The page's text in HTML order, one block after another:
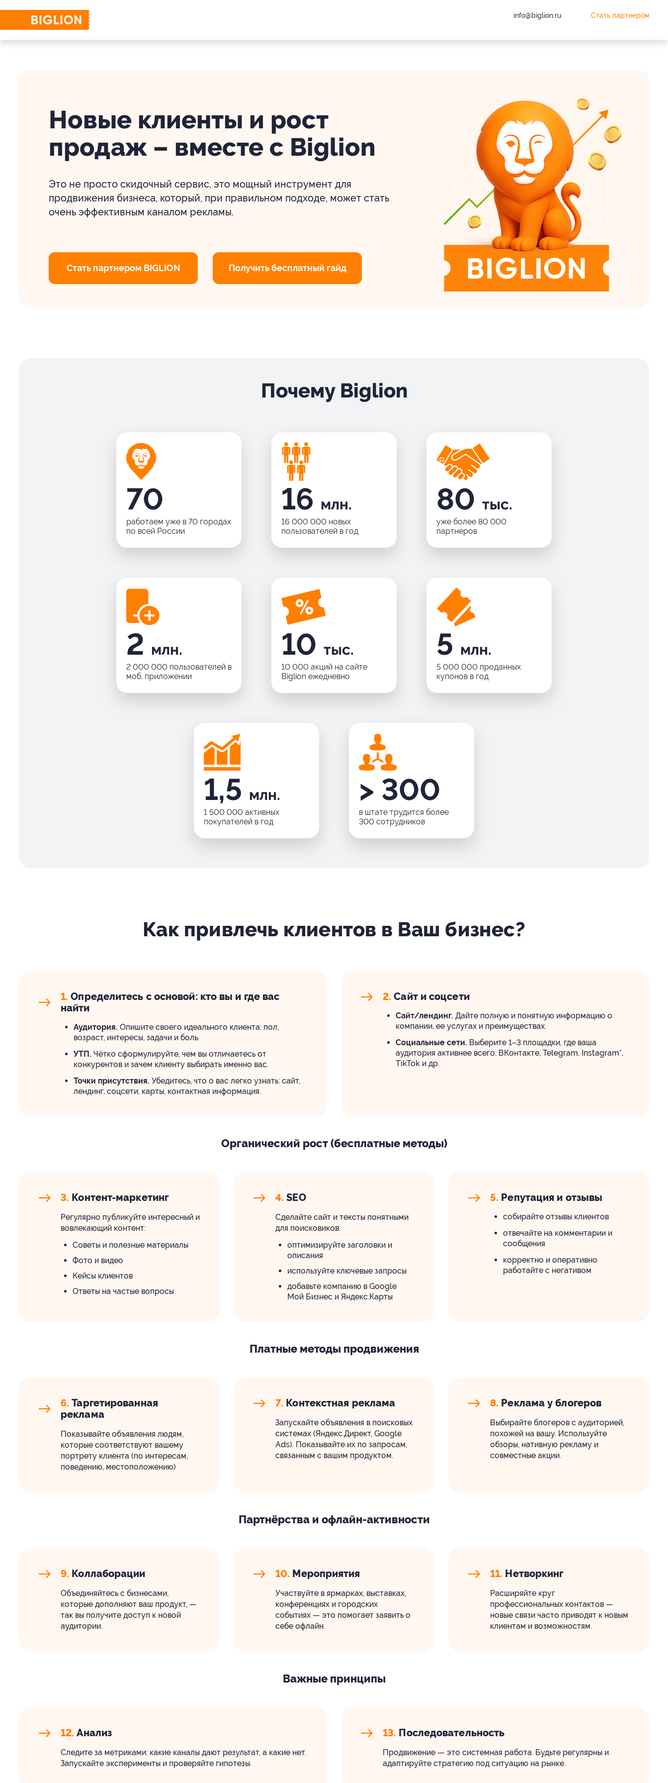
info@biglion.ru Стать партнером
Новые клиенты и рост
продаж – вместе с Biglion
Это не просто скидочный сервис, это мощный инструмент для
продвижения бизнеса, который, при правильном подходе, может стать
очень эффективным каналом рекламы.
Cтать партнером BIGLION Получить бесплатный гайд
Почему Biglion
70
работаем уже в 70 городах
по всей России
16 млн.
16 000 000 новых
пользователей в год
80 тыс.
уже более 80 000
партнеров
2 млн.
2 000 000 пользователей в
моб. приложении
10 тыс.
10 000 акций на сайте
Biglion ежедневно
5 млн.
5 000 000 проданных
купонов в год
1,5 млн.
1 500 000 активных
покупателей в год
> 300
в штате трудится более
300 сотрудников
Как привлечь клиентов в Ваш бизнес?
1. Определитесь с основой: кто вы и где вас
найти
Аудитория. Опишите своего идеального клиента: пол,
возраст, интересы, задачи и боль.
УТП. Чётко сформулируйте, чем вы отличаетесь от
конкурентов и зачем клиенту выбирать именно вас.
Точки присутствия. Убедитесь, что о вас легко узнать: сайт,
лендинг, соцсети, карты, контактная информация.
2. Сайт и соцсети
Сайт/лендинг. Дайте полную и понятную информацию о
компании, ее услугах и преимуществах.
Социальные сети. Выберите 1–3 площадки, где ваша
аудитория активнее всего: ВКонтакте, Telegram, Instagram*,
TikTok и др.
Органический рост (бесплатные методы)
3. Контент-маркетинг
Регулярно публикуйте интересный и
вовлекающий контент:
Советы и полезные материалы
Фото и видео
Кейсы клиентов
Ответы на частые вопросы
4. SEO
Сделайте сайт и тексты понятными
для поисковиков:
оптимизируйте заголовки и
описания
используйте ключевые запросы
добавьте компанию в Google
Мой Бизнес и Яндекс.Карты
5. Репутация и отзывы
собирайте отзывы клиентов
отвечайте на комментарии и
сообщения
корректно и оперативно
работайте с негативом
Платные методы продвижения
6. Таргетированная
реклама
Показывайте объявления людям,
которые соответствуют вашему
портрету клиента (по интересам,
поведению, местоположению)
7. Контекстная реклама
Запускайте объявления в поисковых
системах (Яндекс.Директ, Google
Ads). Показывайте их по запросам,
связанным с вашим продуктом.
8. Реклама у блогеров
Выбирайте блогеров с аудиторией,
похожей на вашу. Используйте
обзоры, нативную рекламу и
совместные акции.
Партнёрства и офлайн-активности
9. Коллаборации
Объединяйтесь с бизнесами,
которые дополняют ваш продукт, —
так вы получите доступ к новой
аудитории.
10. Мероприятия
Участвуйте в ярмарках, выставках,
конференциях и городских
событиях — это помогает заявить о
себе офлайн.
11. Нетворкинг
Расширяйте круг
профессиональных контактов —
новые связи часто приводят к новым
клиентам и возможностям.
Важные принципы
12. Анализ
Следите за метриками: какие каналы дают результат, а какие нет.
Запускайте эксперименты и проверяйте гипотезы.
13. Последовательность
Продвижение — это системная работа. Будьте регулярны и
адаптируйте стратегию под ситуацию на рынке.